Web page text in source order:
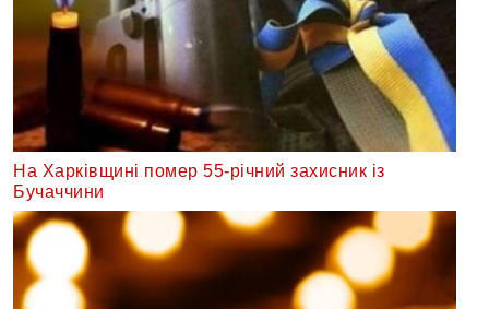
На Харківщині помер 55-річний захисник із
Бучаччини